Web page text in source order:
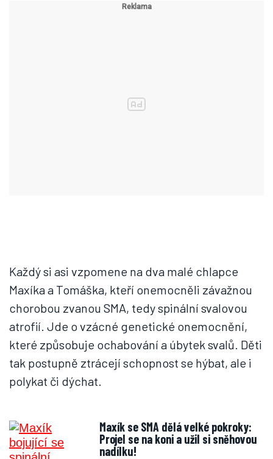
Každý si asi vzpomene na dva malé chlapce
Maxíka a Tomáška, kteří onemocněli závažnou
chorobou zvanou SMA, tedy spinální svalovou
atrofií. Jde o vzácné genetické onemocnění,
které způsobuje ochabování a úbytek svalů. Děti
tak postupně ztrácejí schopnost se hýbat, ale i
polykat či dýchat.
Maxík se SMA dělá velké pokroky:
Projel se na koni a užil si sněhovou
nadílku!